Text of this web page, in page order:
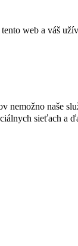
web a váš
nemožno naše
sieťach a